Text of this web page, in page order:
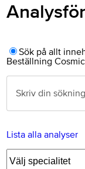
Sök på allt
Beställning Cosmic
Lista alla analyser